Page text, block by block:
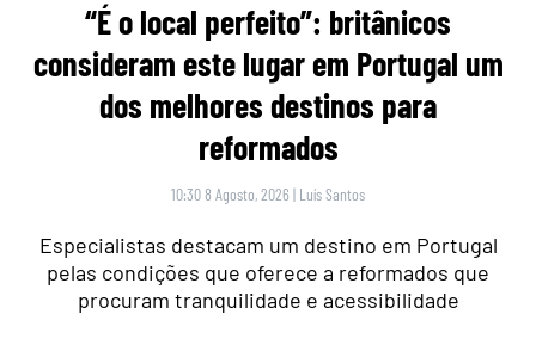
“É o local perfeito”: britânicos
consideram este lugar em Portugal um
dos melhores destinos para
reformados
10:30 8 Agosto, 2026 | Luís Santos
Especialistas destacam um destino em Portugal
pelas condições que oferece a reformados que
procuram tranquilidade e acessibilidade